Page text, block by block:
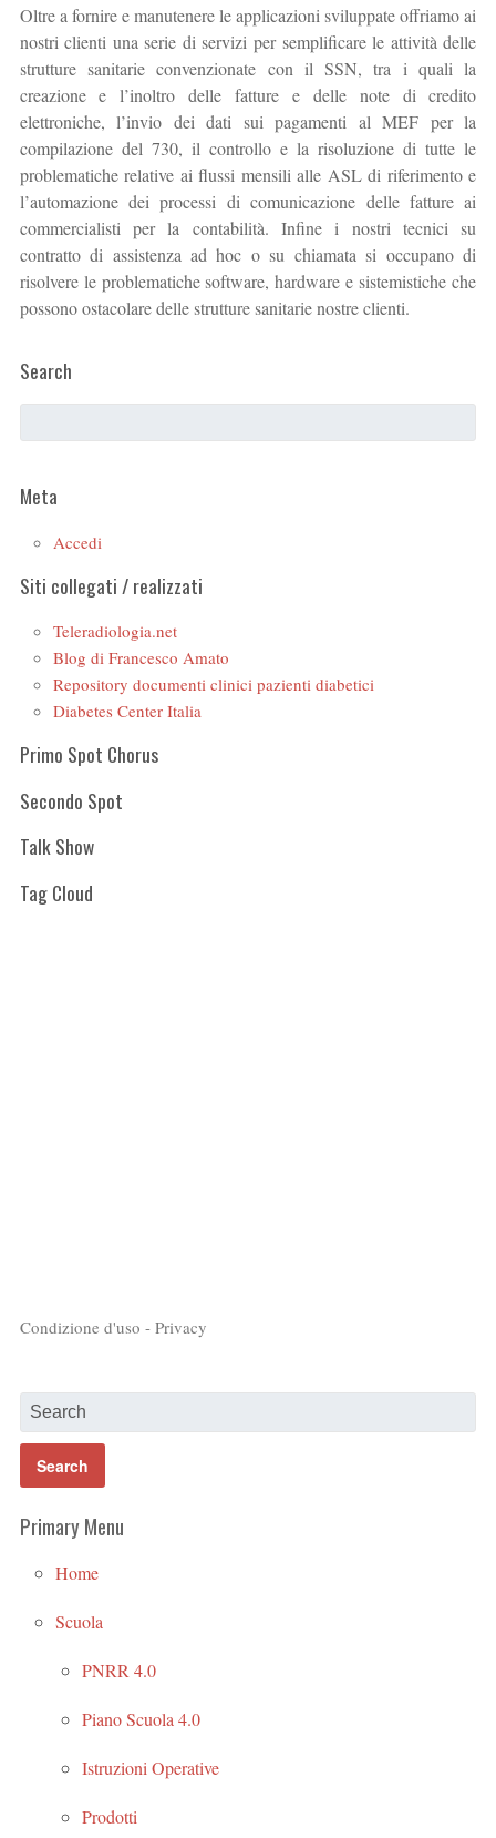
Oltre a fornire e manutenere le applicazioni sviluppate offriamo ai
nostri clienti una serie di servizi per semplificare le attività delle
strutture sanitarie convenzionate con il SSN, tra i quali la
creazione e l’inoltro delle fatture e delle note di credito
elettroniche, l’invio dei dati sui pagamenti al MEF per la
compilazione del 730, il controllo e la risoluzione di tutte le
problematiche relative ai flussi mensili alle ASL di riferimento e
l’automazione dei processi di comunicazione delle fatture ai
commercialisti per la contabilità. Infine i nostri tecnici su
contratto di assistenza ad hoc o su chiamata si occupano di
risolvere le problematiche software, hardware e sistemistiche che
possono ostacolare delle strutture sanitarie nostre clienti.
Search
Meta
Accedi
Siti collegati / realizzati
Teleradiologia.net
Blog di Francesco Amato
Repository documenti clinici pazienti diabetici
Diabetes Center Italia
Primo Spot Chorus
Secondo Spot
Talk Show
Tag Cloud
Condizione d'uso - Privacy
Primary Menu
Home
Scuola
PNRR 4.0
Piano Scuola 4.0
Istruzioni Operative
Prodotti